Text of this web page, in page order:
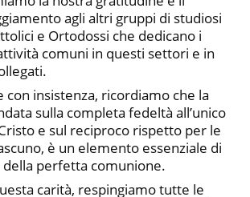
agli altri gruppi di studiosi
e Ortodossi che dedicano i
comuni in questi settori e in
con insistenza, ricordiamo che la
sulla completa fedeltà all’unico
e sul reciproco rispetto per le
è un elemento essenziale di
della perfetta comunione.
carità, respingiamo tutte le